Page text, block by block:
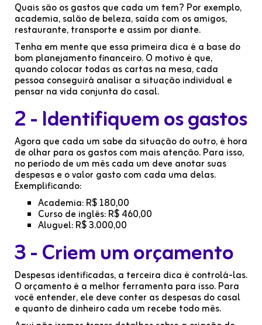
Quais são os gastos que cada um tem? Por exemplo,
academia, salão de beleza, saída com os amigos,
restaurante, transporte e assim por diante.
Tenha em mente que essa primeira dica é a base do
bom planejamento financeiro. O motivo é que,
quando colocar todas as cartas na mesa, cada
pessoa conseguirá analisar a situação individual e
pensar na vida conjunta do casal.
2 - Identifiquem os gastos
Agora que cada um sabe da situação do outro, é hora
de olhar para os gastos com mais atenção. Para isso,
no período de um mês cada um deve anotar suas
despesas e o valor gasto com cada uma delas.
Exemplificando:
Academia: R$ 180,00
Curso de inglês: R$ 460,00
Aluguel: R$ 3.000,00
3 - Criem um orçamento
Despesas identificadas, a terceira dica é controlá-las.
O orçamento é a melhor ferramenta para isso. Para
você entender, ele deve conter as despesas do casal
e quanto de dinheiro cada um recebe todo mês.